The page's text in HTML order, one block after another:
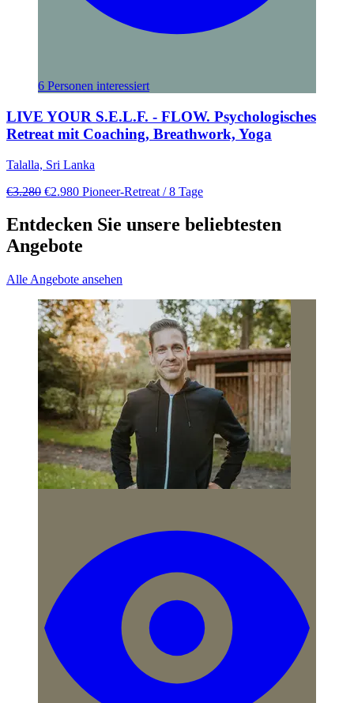
6 Personen interessiert
LIVE YOUR S.E.L.F. - FLOW. Psychologisches
Retreat mit Coaching, Breathwork, Yoga
Talalla, Sri Lanka
€3.280 €2.980 Pioneer-Retreat / 8 Tage
Entdecken Sie unsere beliebtesten
Angebote
Alle Angebote ansehen